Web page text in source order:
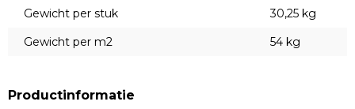
Gewicht per stuk
30,25 kg
Gewicht per m2
54 kg
Productinformatie